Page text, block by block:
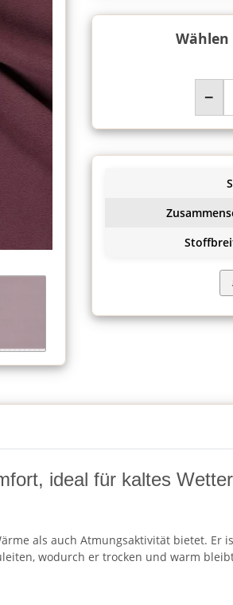
−
ideal für kaltes
als auch Atmungsaktivität bietet.
wodurch er trocken und warm